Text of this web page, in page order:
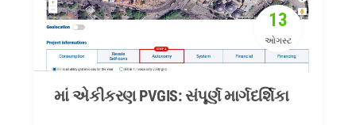
13
ઓગસ્ટ
માં એકીકરણ PVGIS: સંપૂર્ણ માર્ગદર્શિકા